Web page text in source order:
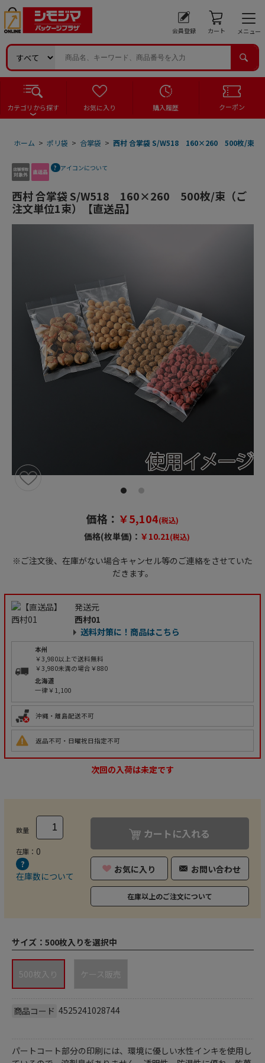
会員登録 カート メニュー
カテゴリから探す お気に入り 購入履歴 クーポン
ホーム > ポリ袋 > 合掌袋 > 西村 合掌袋 S/W518 160×260 500枚/束（
アイコンについて
西村 合掌袋 S/W518 160×260 500枚/束（ご
注文単位1束）【直送品】
価格： ￥5,104(税込)
価格(枚単価)： ￥10.21(税込)
※ご注文後、在庫がない場合キャンセル等のご連絡をさせていた
だきます。
発送元
西村01
送料対策に！商品はこちら
本州
￥3,980以上で送料無料
￥3,980未満の場合￥880
北海道
一律￥1,100
沖縄・離島配送不可
返品不可・日曜祝日指定不可
次回の入荷は未定です
数量
在庫： 0
在庫数について
カートに入れる
お気に入り お問い合わせ
在庫以上のご注文について
サイズ： 500枚入りを選択中
500枚入り ケース販売
商品コード 4525241028744
パートコート部分の印刷には、環境に優しい水性インキを使用し